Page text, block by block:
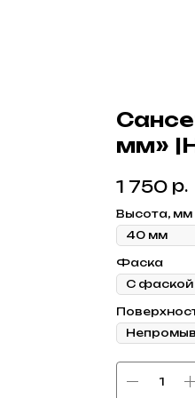
мм»
1 750 р.
Высота, мм
Фаска